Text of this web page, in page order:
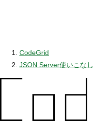
CodeGrid
JSON Server使いこなし